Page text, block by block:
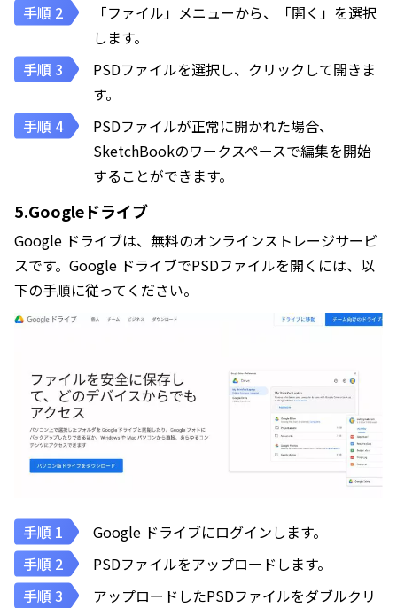
「ファイル」メニューから、「開く」を選択
します。
PSDファイルを選択し、クリックして開きま
す。
PSDファイルが正常に開かれた場合、
SketchBookのワークスペースで編集を開始
することができます。
5.Googleドライブ
Google ドライブは、無料のオンラインストレージサービ
スです。Google ドライブでPSDファイルを開くには、以
下の手順に従ってください。
Google ドライブにログインします。
PSDファイルをアップロードします。
アップロードしたPSDファイルをダブルクリ